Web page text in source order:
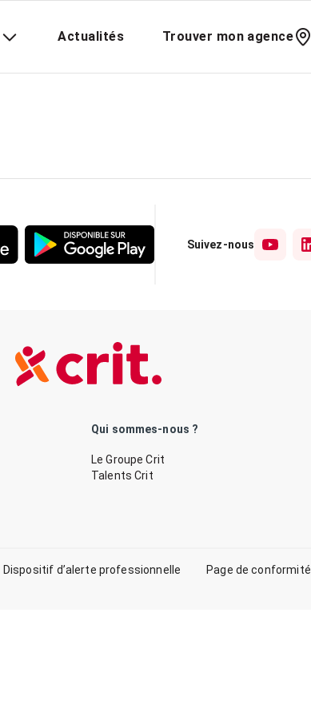
Actualités Trouver mon agence
Suivez-nous
Qui sommes-nous ?
Le Groupe Crit
Talents Crit
Dispositif d’alerte professionnelle Page de conformité